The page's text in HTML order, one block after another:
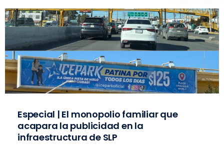
Especial | El monopolio familiar que
acapara la publicidad en la
infraestructura de SLP